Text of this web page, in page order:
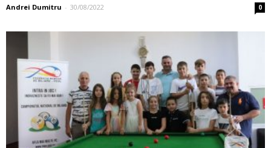
Andrei Dumitru - 30/08/2022 0